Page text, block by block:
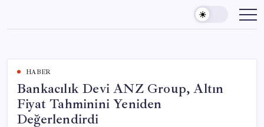
content
HABER
Bankacılık Devi ANZ Group, Altın
Fiyat Tahminini Yeniden
Değerlendirdi